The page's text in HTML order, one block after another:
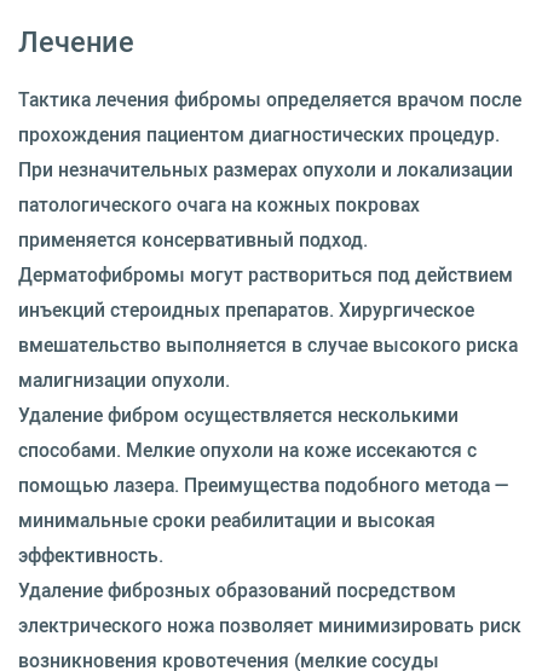
Лечение
Тактика лечения фибромы определяется врачом после
прохождения пациентом диагностических процедур.
При незначительных размерах опухоли и локализации
патологического очага на кожных покровах
применяется консервативный подход.
Дерматофибромы могут раствориться под действием
инъекций стероидных препаратов. Хирургическое
вмешательство выполняется в случае высокого риска
малигнизации опухоли.
Удаление фибром осуществляется несколькими
способами. Мелкие опухоли на коже иссекаются с
помощью лазера. Преимущества подобного метода —
минимальные сроки реабилитации и высокая
эффективность.
Удаление фиброзных образований посредством
электрического ножа позволяет минимизировать риск
возникновения кровотечения (мелкие сосуды